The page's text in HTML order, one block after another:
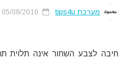
מערכת tips4u
חיבה לצבע השחור אינה תלוית